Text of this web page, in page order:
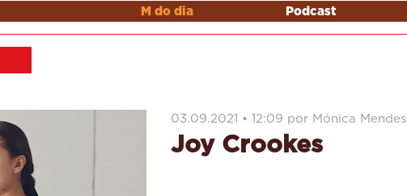
M do dia Podcast
03.09.2021 • 12:09 por Mónica Mendes
Joy Crookes